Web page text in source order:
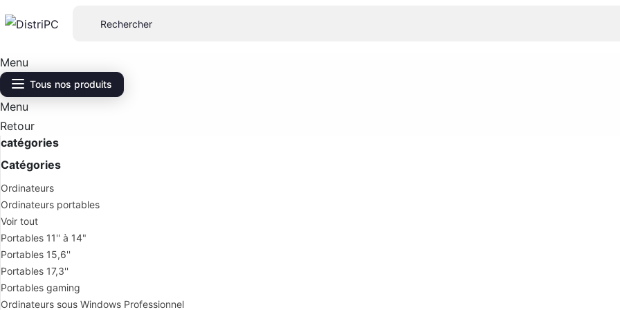
Menu
Tous nos produits
Menu
Retour
catégories
Catégories
Ordinateurs
Ordinateurs portables
Voir tout
Portables 11'' à 14"
Portables 15,6''
Portables 17,3''
Portables gaming
Ordinateurs sous Windows Professionnel